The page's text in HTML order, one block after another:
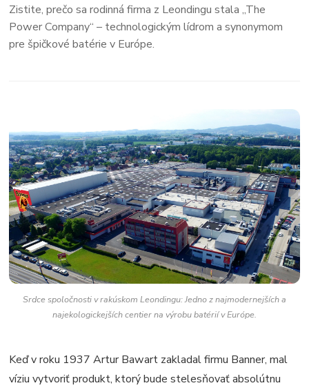
Zistite, prečo sa rodinná firma z Leondingu stala „The
Power Company“ – technologickým lídrom a synonymom
pre špičkové batérie v Európe.
Srdce spoločnosti v rakúskom Leondingu: Jedno z najmodernejších a
najekologickejších centier na výrobu batérií v Európe.
Keď v roku 1937 Artur Bawart zakladal firmu Banner, mal
víziu vytvoriť produkt, ktorý bude stelesňovať absolútnu